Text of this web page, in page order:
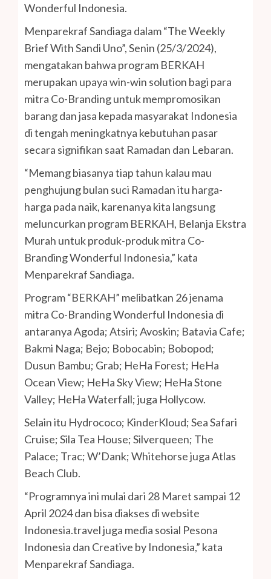
Wonderful Indonesia.
Menparekraf Sandiaga dalam “The Weekly
Brief With Sandi Uno”, Senin (25/3/2024),
mengatakan bahwa program BERKAH
merupakan upaya win-win solution bagi para
mitra Co-Branding untuk mempromosikan
barang dan jasa kepada masyarakat Indonesia
di tengah meningkatnya kebutuhan pasar
secara signifikan saat Ramadan dan Lebaran.
“Memang biasanya tiap tahun kalau mau
penghujung bulan suci Ramadan itu harga-
harga pada naik, karenanya kita langsung
meluncurkan program BERKAH, Belanja Ekstra
Murah untuk produk-produk mitra Co-
Branding Wonderful Indonesia,” kata
Menparekraf Sandiaga.
Program “BERKAH” melibatkan 26 jenama
mitra Co-Branding Wonderful Indonesia di
antaranya Agoda; Atsiri; Avoskin; Batavia Cafe;
Bakmi Naga; Bejo; Bobocabin; Bobopod;
Dusun Bambu; Grab; HeHa Forest; HeHa
Ocean View; HeHa Sky View; HeHa Stone
Valley; HeHa Waterfall; juga Hollycow.
Selain itu Hydrococo; KinderKloud; Sea Safari
Cruise; Sila Tea House; Silverqueen; The
Palace; Trac; W’Dank; Whitehorse juga Atlas
Beach Club.
“Programnya ini mulai dari 28 Maret sampai 12
April 2024 dan bisa diakses di website
Indonesia.travel juga media sosial Pesona
Indonesia dan Creative by Indonesia,” kata
Menparekraf Sandiaga.